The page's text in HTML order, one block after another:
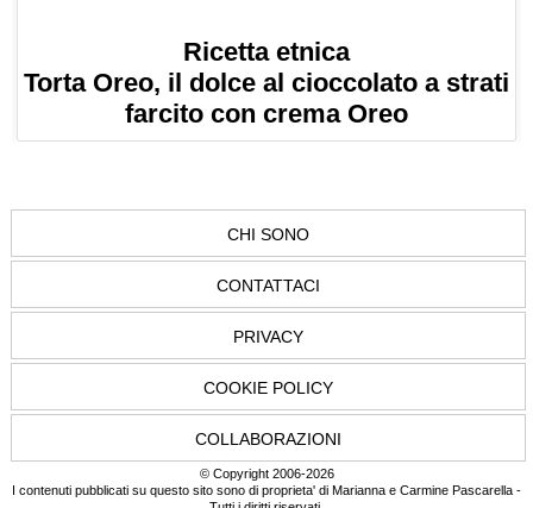
Ricetta etnica
Torta Oreo, il dolce al cioccolato a strati
farcito con crema Oreo
CHI SONO
CONTATTACI
PRIVACY
COOKIE POLICY
COLLABORAZIONI
© Copyright 2006-2026
I contenuti pubblicati su questo sito sono di proprieta' di Marianna e Carmine Pascarella -